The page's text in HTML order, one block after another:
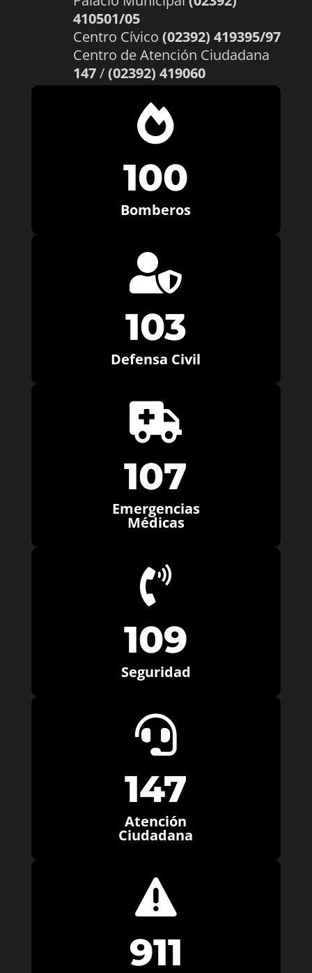
410501/05
Centro Cívico (02392) 419395/97
Centro de Atención Ciudadana
147/(02392) 419060

100
Bomberos

103
Defensa Civil

107
Emergencias
Médicas

109
Seguridad

147
Atención
Ciudadana

911